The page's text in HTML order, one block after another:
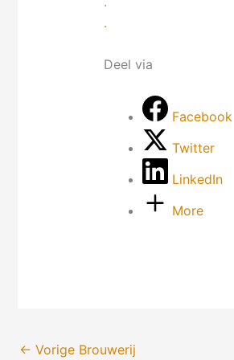
.
Deel via
Facebook
Twitter
LinkedIn
More
← Vorige Brouwerij